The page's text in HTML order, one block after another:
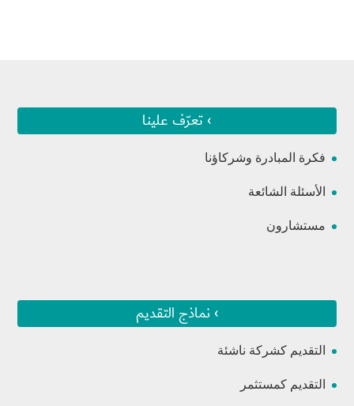
› تعرّف علينا
فكرة المبادرة وشركاؤنا
الأسئلة الشائعة
مستشارون
› نماذج التقديم
التقديم كشركة ناشئة
التقديم كمستثمر